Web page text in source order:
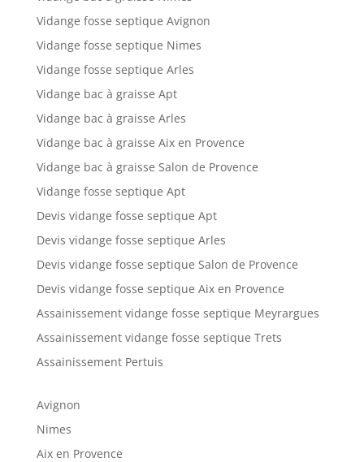
Vidange fosse septique Avignon
Vidange fosse septique Nimes
Vidange fosse septique Arles
Vidange bac à graisse Apt
Vidange bac à graisse Arles
Vidange bac à graisse Aix en Provence
Vidange bac à graisse Salon de Provence
Vidange fosse septique Apt
Devis vidange fosse septique Apt
Devis vidange fosse septique Arles
Devis vidange fosse septique Salon de Provence
Devis vidange fosse septique Aix en Provence
Assainissement vidange fosse septique Meyrargues
Assainissement vidange fosse septique Trets
Assainissement Pertuis
Avignon
Nimes
Aix en Provence